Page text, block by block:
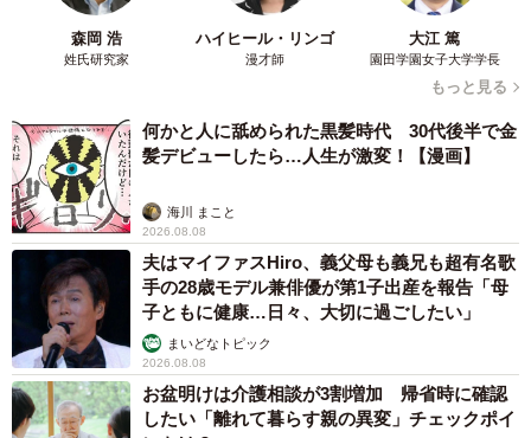
森岡 浩
姓氏研究家
ハイヒール・リンゴ
漫才師
大江 篤
園田学園女子大学学長
もっと見る
何かと人に舐められた黒髪時代 30代後半で金
髪デビューしたら…人生が激変！【漫画】
海川 まこと
2026.08.08
夫はマイファスHiro、義父母も義兄も超有名歌
手の28歳モデル兼俳優が第1子出産を報告「母
子ともに健康…日々、大切に過ごしたい」
まいどなトピック
2026.08.08
お盆明けは介護相談が3割増加 帰省時に確認
したい「離れて暮らす親の異変」チェックポイ